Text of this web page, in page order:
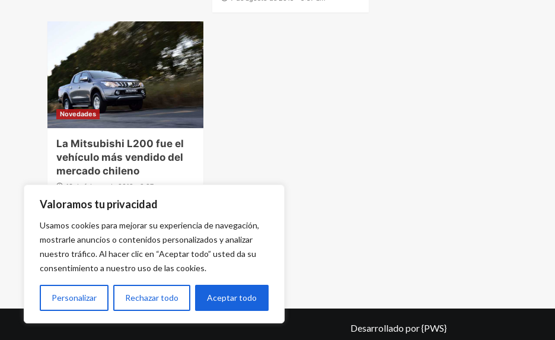
Valoramos tu privacidad
Usamos cookies para mejorar su experiencia de navegación,
mostrarle anuncios o contenidos personalizados y analizar
nuestro tráfico. Al hacer clic en “Aceptar todo” usted da su
consentimiento a nuestro uso de las cookies.
Personalizar Rechazar todo Aceptar todo
Novedades
La Mitsubishi L200 fue el
vehículo más vendido del
mercado chileno
13 de febrero de 2019 - 9:27 pm
Desarrollado por{PWS}